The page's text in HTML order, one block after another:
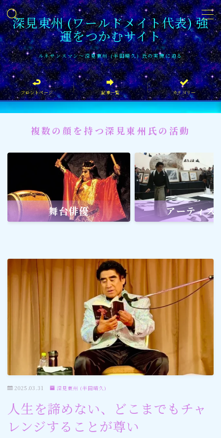
深見東州 (ワールドメイト代表) 強
運をつかむサイト
ルネサンスマン〜深見東州 (半田晴久) 氏の実像に迫る
MENU
フロントページ
記事一覧
イベント情報
企業家
文化・芸術活動
社会貢献 社会貢献
スポーツ
メディア・ネット
深見東州 (半田晴久)
ワールドメイト
神道・宗教
社会情勢
おすすめ記事
フロントページ 記事一覧 カテゴリー
複数の顔を持つ深見東州氏の活動
舞台俳優 アーティス
2025.03.31 深見東州 (半田晴久)
人生を諦めない、どこまでもチャ
レンジすることが尊い